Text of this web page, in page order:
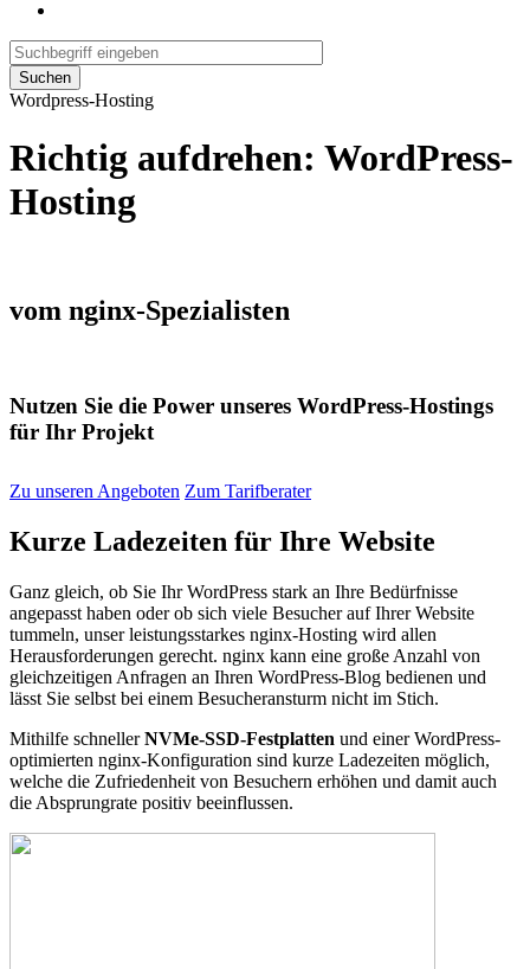
Suchen
Wordpress-Hosting
Richtig aufdrehen: WordPress-
Hosting
vom nginx-Spezialisten
Nutzen Sie die Power unseres WordPress-Hostings
für Ihr Projekt
Zu unseren Angeboten Zum Tarifberater
Kurze Ladezeiten für Ihre Website
Ganz gleich, ob Sie Ihr WordPress stark an Ihre Bedürfnisse
angepasst haben oder ob sich viele Besucher auf Ihrer Website
tummeln, unser leistungsstarkes nginx-Hosting wird allen
Herausforderungen gerecht. nginx kann eine große Anzahl von
gleichzeitigen Anfragen an Ihren WordPress-Blog bedienen und
lässt Sie selbst bei einem Besucheransturm nicht im Stich.
Mithilfe schnellerNVMe-SSD-Festplatten und einer WordPress-
optimierten nginx-Konfiguration sind kurze Ladezeiten möglich,
welche die Zufriedenheit von Besuchern erhöhen und damit auch
die Absprungrate positiv beeinflussen.